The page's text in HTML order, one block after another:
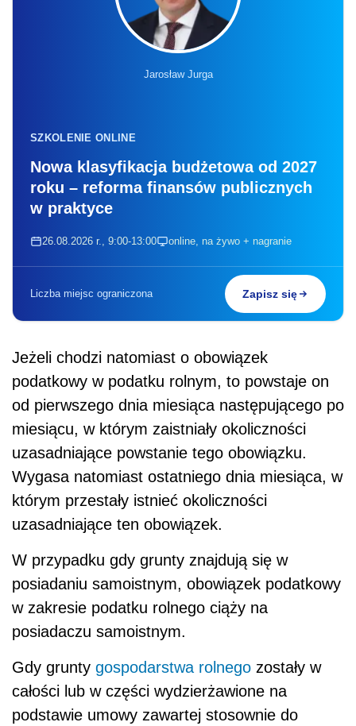
Jarosław Jurga
SZKOLENIE ONLINE
Nowa klasyfikacja budżetowa od 2027
roku – reforma finansów publicznych
w praktyce
26.08.2026 r., 9:00-13:00 online, na żywo + nagranie
Liczba miejsc ograniczona Zapisz się
Jeżeli chodzi natomiast o obowiązek
podatkowy w podatku rolnym, to powstaje on
od pierwszego dnia miesiąca następującego po
miesiącu, w którym zaistniały okoliczności
uzasadniające powstanie tego obowiązku.
Wygasa natomiast ostatniego dnia miesiąca, w
którym przestały istnieć okoliczności
uzasadniające ten obowiązek.
W przypadku gdy grunty znajdują się w
posiadaniu samoistnym, obowiązek podatkowy
w zakresie podatku rolnego ciąży na
posiadaczu samoistnym.
Gdy grunty gospodarstwa rolnego zostały w
całości lub w części wydzierżawione na
podstawie umowy zawartej stosownie do